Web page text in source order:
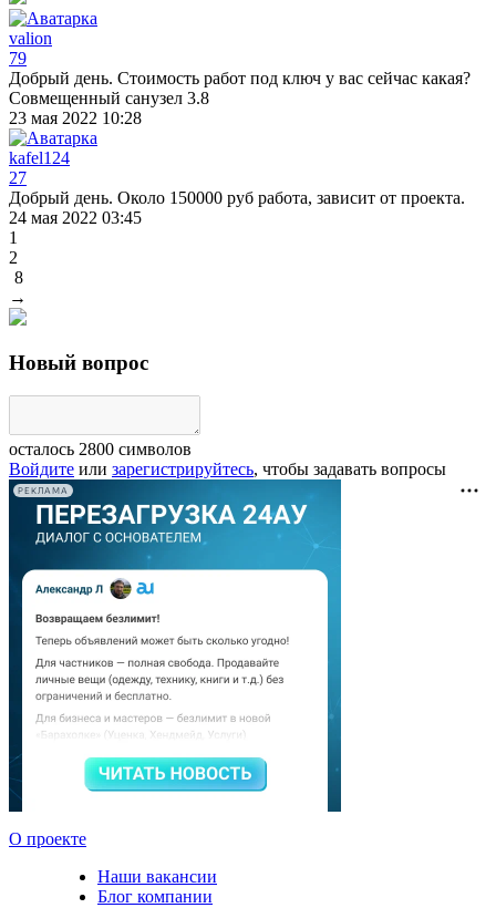
valion
79
Добрый день. Стоимость работ под ключ у вас сейчас какая?
Совмещенный санузел 3.8
23 мая 2022 10:28
kafel124
27
Добрый день. Около 150000 руб работа, зависит от проекта.
24 мая 2022 03:45
1
2
8
→
Новый вопрос
осталось 2800 символов
Войдите или зарегистрируйтесь, чтобы задавать вопросы
РЕКЛАМА
О проекте
Наши вакансии
Блог компании